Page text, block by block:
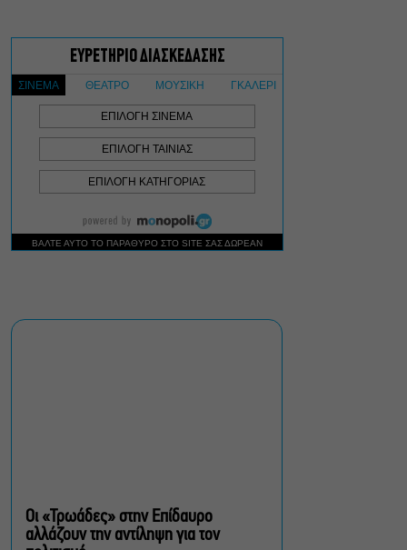
Φθινόπωρο
αρχαιολογικός χώρος του
Ραμνούντος
Δήμος Αθηναίων:
Απομάκρυνση 240
τραπεζοκαθισμάτων σε 13
επιχειρησιακές δράσεις
Παγκόσμια πρεμιέρα για τη
Οι «Τρωάδες» στην Επίδαυρο
αλλάζουν την αντίληψη για τον